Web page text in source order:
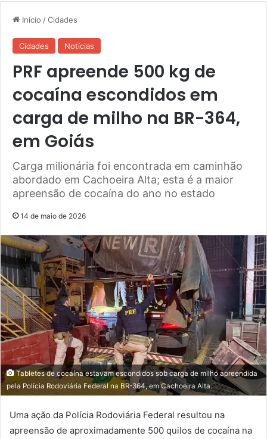
Início /Cidades
Cidades Notícias
PRF apreende 500 kg de
cocaína escondidos em
carga de milho na BR-364,
em Goiás
Carga milionária foi encontrada em caminhão
abordado em Cachoeira Alta; esta é a maior
apreensão de cocaína do ano no estado
14 de maio de 2026
Tabletes de cocaína estavam escondidos sob carga de milho apreendida
pela Polícia Rodoviária Federal na BR-364, em Cachoeira Alta.
Uma ação da Polícia Rodoviária Federal resultou na
apreensão de aproximadamente 500 quilos de cocaína na